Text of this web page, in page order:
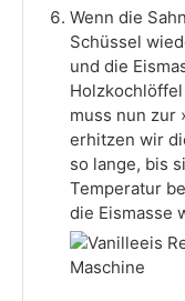
Wenn die
Schüssel
und die
muss nun zur
erhitzen wir
so lange, bis
Temperatur
die Eismasse